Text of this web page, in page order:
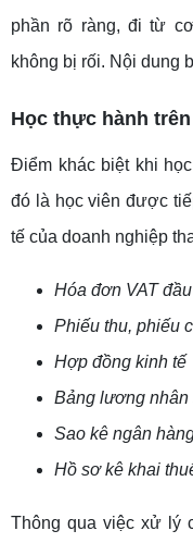
phần rõ ràng, đi từ
không bị rối. Nội dung
Học thực hành
Điểm khác biệt khi
đó là học viên được
tế của doanh nghiệp
Hóa đơn VAT
Phiếu thu, phiếu
Hợp đồng kinh tế
Bảng lương nhân
Sao kê ngân
Hồ sơ kê khai
Thông qua việc xử lý